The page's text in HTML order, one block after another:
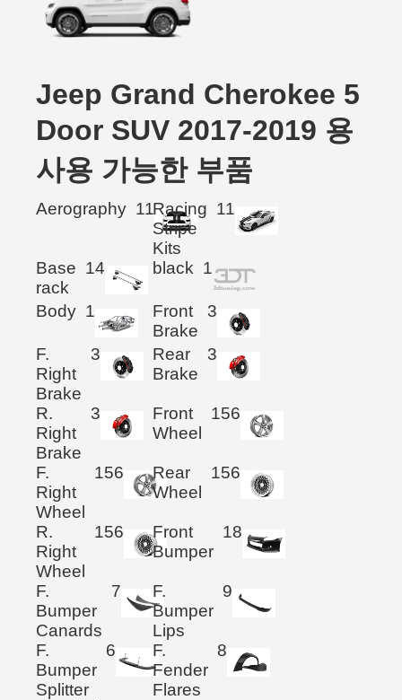
Jeep Grand Cherokee 5
Door SUV 2017-2019 용
사용 가능한 부품
Aerography 11Racing
Stripe
Kits
11
Base
rack
14 black 1
Body 1
Front
Brake
3
F.
Right
Brake
3
Rear
Brake
3
R.
Right
Brake
3
Front
Wheel
156
F.
Right
Wheel
156
Rear
Wheel
156
R.
Right
Wheel
156
Front
Bumper
18
F.
Bumper
Canards
7
F.
Bumper
Lips
9
F.
Bumper
Splitter
6
F.
Fender
Flares
8